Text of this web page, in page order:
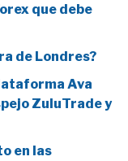
que debe
de Londres?
Ava
ZuluTrade y
en las